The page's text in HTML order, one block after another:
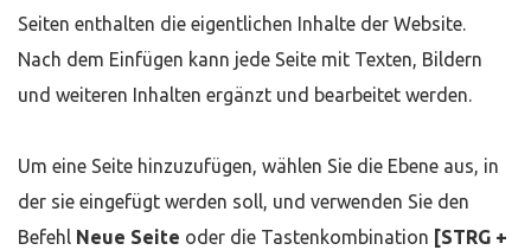
Seiten enthalten die eigentlichen Inhalte der Website.
Nach dem Einfügen kann jede Seite mit Texten, Bildern
und weiteren Inhalten ergänzt und bearbeitet werden.
Um eine Seite hinzuzufügen, wählen Sie die Ebene aus, in
der sie eingefügt werden soll, und verwenden Sie den
Befehl Neue Seite oder die Tastenkombination [STRG +